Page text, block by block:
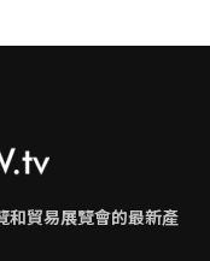
貿易展覽會的最新產